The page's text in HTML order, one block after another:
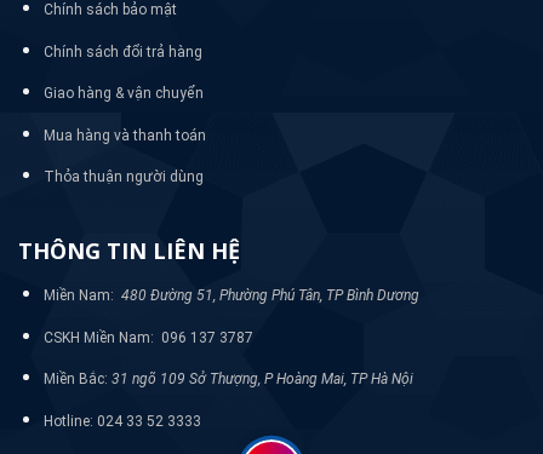
Chính sách bảo mật
Chính sách đổi trả hàng
Giao hàng & vận chuyển
Mua hàng và thanh toán
Thỏa thuận người dùng
THÔNG TIN LIÊN HỆ
Miền Nam: 480 Đường 51, Phường Phú Tân, TP Bình Dương
CSKH Miền Nam: 096 137 3787
Miền Bắc: 31 ngõ 109 Sở Thượng, P Hoàng Mai, TP Hà Nội
Hotline: 024 33 52 3333